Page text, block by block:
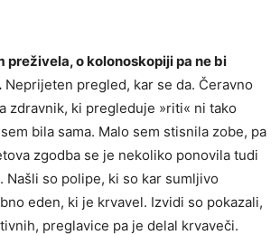
preživela, o kolonoskopiji pa ne bi
Neprijeten pregled, kar se da. Čeravno
zdravnik, ki pregleduje »riti« ni tako
bila sama. Malo sem stisnila zobe, pa
zgodba se je nekoliko ponovila tudi
Našli so polipe, ki so kar sumljivo
eden, ki je krvavel. Izvidi so pokazali,
preglavice pa je delal krvaveči.